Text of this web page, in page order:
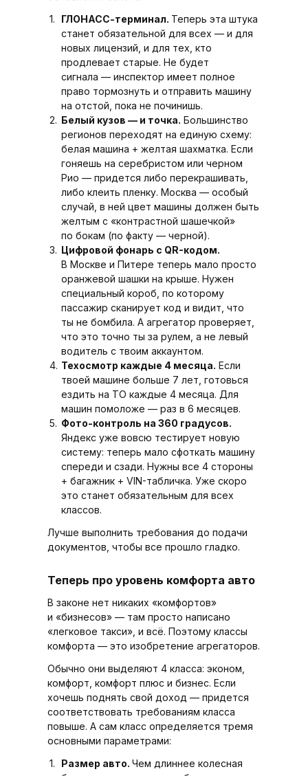
ГЛОНАСС-терминал. Теперь эта штука
станет обязательной для всех — и для
новых лицензий, и для тех, кто
продлевает старые. Не будет
сигнала — инспектор имеет полное
право тормознуть и отправить машину
на отстой, пока не починишь.
Белый кузов — и точка. Большинство
регионов переходят на единую схему:
белая машина + желтая шахматка. Если
гоняешь на серебристом или черном
Рио — придется либо перекрашивать,
либо клеить пленку. Москва — особый
случай, в ней цвет машины должен быть
желтым с «контрастной шашечкой»
по бокам (по факту — черной).
Цифровой фонарь с QR-кодом.
В Москве и Питере теперь мало просто
оранжевой шашки на крыше. Нужен
специальный короб, по которому
пассажир сканирует код и видит, что
ты не бомбила. А агрегатор проверяет,
что это точно ты за рулем, а не левый
водитель с твоим аккаунтом.
Техосмотр каждые 4 месяца. Если
твоей машине больше 7 лет, готовься
ездить на ТО каждые 4 месяца. Для
машин помоложе — раз в 6 месяцев.
Фото-контроль на 360 градусов.
Яндекс уже вовсю тестирует новую
систему: теперь мало сфоткать машину
спереди и сзади. Нужны все 4 стороны
+ багажник + VIN-табличка. Уже скоро
это станет обязательным для всех
классов.
Лучше выполнить требования до подачи
документов, чтобы все прошло гладко.
Теперь про уровень комфорта авто
В законе нет никаких «комфортов»
и «бизнесов» — там просто написано
«легковое такси», и всё. Поэтому классы
комфорта — это изобретение агрегаторов.
Обычно они выделяют 4 класса: эконом,
комфорт, комфорт плюс и бизнес. Если
хочешь поднять свой доход — придется
соответствовать требованиям класса
повыше. А сам класс определяется тремя
основными параметрами:
Размер авто. Чем длиннее колесная